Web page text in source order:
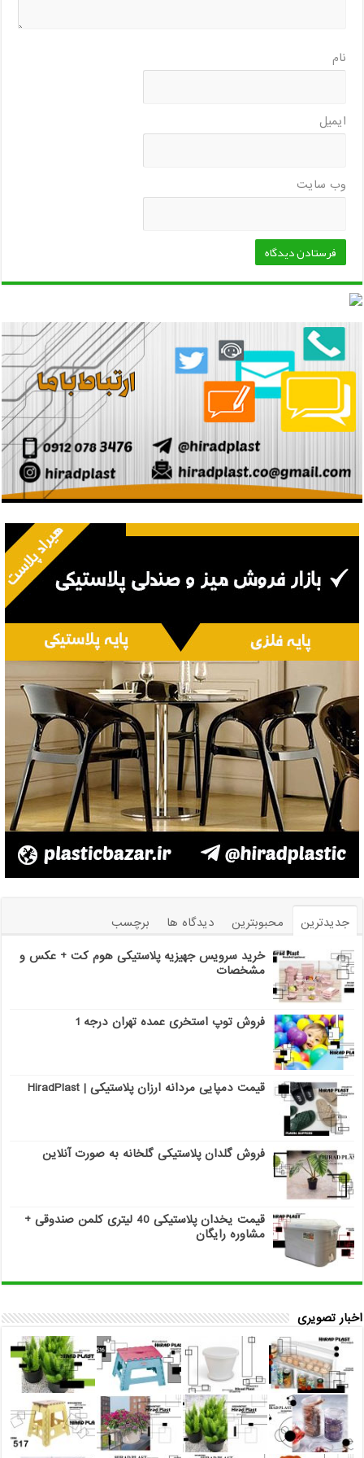
نام
ایمیل
وب‌ سایت
جدیدترین محبوبترین دیدگاه ها
برچسب
خرید سرویس جهیزیه پلاستیکی هوم کت + عکس و
مشخصات
فروش توپ استخری عمده تهران درجه 1
قیمت دمپایی مردانه ارزان پلاستیکی | HiradPlast
فروش گلدان پلاستیکی گلخانه به صورت آنلاین
قیمت یخدان پلاستیکی 40 لیتری کلمن صندوقی +
مشاوره رایگان
اخبار تصویری